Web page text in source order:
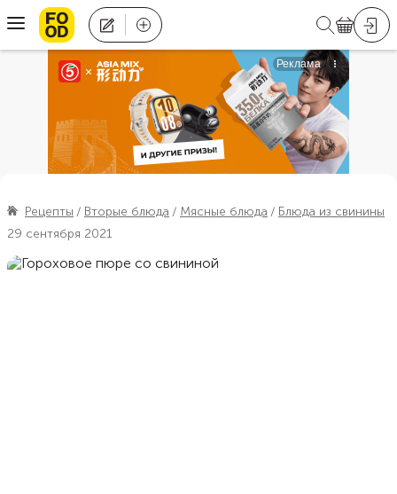
Рецепты Вторые блюда Мясные блюда
Блюда из свинины
29 сентября 2021